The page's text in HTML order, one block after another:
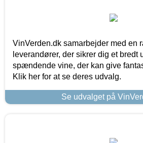
VinVerden.dk samarbejder med en
leverandører, der sikrer dig et bredt
spændende vine, der kan give
Klik her for at se deres udvalg.
Se udvalget på